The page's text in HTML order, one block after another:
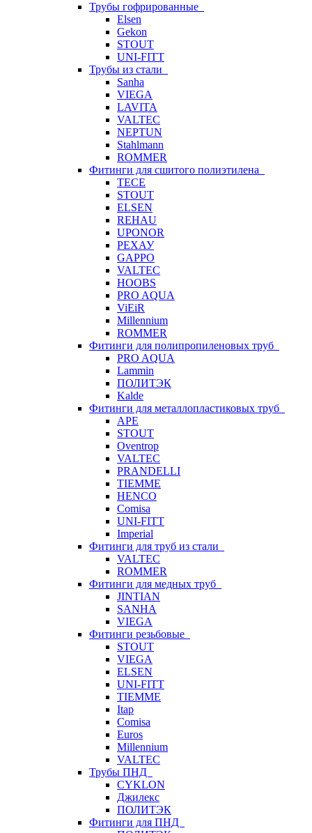
Трубы гофрированные
Elsen
Gekon
STOUT
UNI-FITT
Трубы из стали
Sanha
VIEGA
LAVITA
VALTEC
NEPTUN
Stahlmann
ROMMER
Фитинги для сшитого полиэтилена
TECE
STOUT
ELSEN
REHAU
UPONOR
РЕХАУ
GAPPO
VALTEC
HOOBS
PRO AQUA
ViEiR
Millennium
ROMMER
Фитинги для полипропиленовых труб
PRO AQUA
Lammin
ПОЛИТЭК
Kalde
Фитинги для металлопластиковых труб
APE
STOUT
Oventrop
VALTEC
PRANDELLI
TIEMME
HENCO
Comisa
UNI-FITT
Imperial
Фитинги для труб из стали
VALTEC
ROMMER
Фитинги для медных труб
JINTIAN
SANHA
VIEGA
Фитинги резьбовые
STOUT
VIEGA
ELSEN
UNI-FITT
TIEMME
Itap
Comisa
Euros
Millennium
VALTEC
Трубы ПНД
CYKLON
Джилекс
ПОЛИТЭК
Фитинги для ПНД